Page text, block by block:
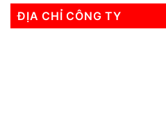
ĐỊA CHỈ CÔNG TY